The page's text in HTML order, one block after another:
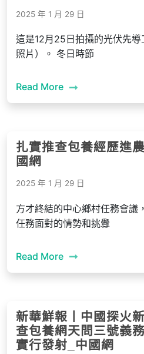
2025 年 1 月 29 日
這是12月25日拍攝的光伏先
照片）。 冬日時節
Read More
扎實推查包養經歷進
國網
2025 年 1 月 29 日
方才終結的中心鄉村任務會議
任務面對的情勢和挑釁
Read More
新華鮮報丨中國探火
查包養網天問三號義
實行發射_中國網